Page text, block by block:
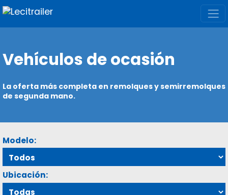
Vehículos de ocasión
La oferta más completa en remolques y semirremolques
de segunda mano.
Modelo:
Ubicación: